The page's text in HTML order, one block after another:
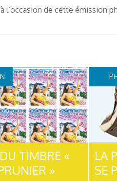
de cette émission
TIMBRE «
»
LA
SE